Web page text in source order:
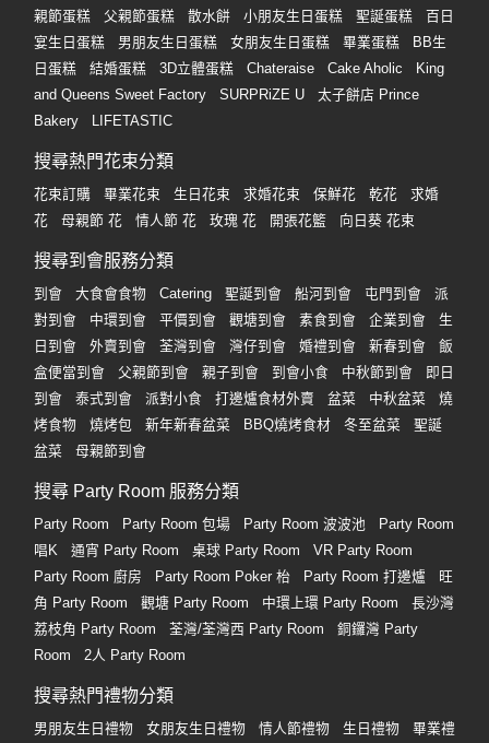
親節蛋糕
父親節蛋糕 散水餅 小朋友生日蛋糕 聖誕蛋糕
百日
宴生日蛋糕
男朋友生日蛋糕 女朋友生日蛋糕 畢業蛋糕
BB生
日蛋糕
結婚蛋糕 3D立體蛋糕 Chateraise Cake Aholic
King
and Queens Sweet Factory
SURPRiZE U
太子餅店 Prince
Bakery
LIFETASTIC
搜尋熱門花束分類
花束訂購 畢業花束 生日花束 求婚花束 保鮮花 乾花
求婚
花
母親節 花 情人節 花 玫瑰 花 開張花籃 向日葵 花束
搜尋到會服務分類
到會 大食會食物 Catering 聖誕到會 船河到會 屯門到會
派
對到會
中環到會 平價到會 觀塘到會 素食到會 企業到會
生
日到會
外賣到會 荃灣到會 灣仔到會 婚禮到會 新春到會
飯
盒便當到會
父親節到會 親子到會 到會小食 中秋節到會
即日
到會
泰式到會 派對小食 打邊爐食材外賣 盆菜 中秋盆菜
燒
烤食物
燒烤包 新年新春盆菜 BBQ燒烤食材 冬至盆菜
聖誕
盆菜
母親節到會
搜尋 Party Room 服務分類
Party Room Party Room 包場 Party Room 波波池
Party Room
唱K
通宵 Party Room 桌球 Party Room
VR Party Room
Party Room 廚房
Party Room Poker 枱 Party Room 打邊爐
旺
角 Party Room
觀塘 Party Room 中環上環 Party Room
長沙灣
荔枝角 Party Room
荃灣/荃灣西 Party Room
銅鑼灣 Party
Room
2人 Party Room
搜尋熱門禮物分類
男朋友生日禮物 女朋友生日禮物 情人節禮物 生日禮物 畢業禮